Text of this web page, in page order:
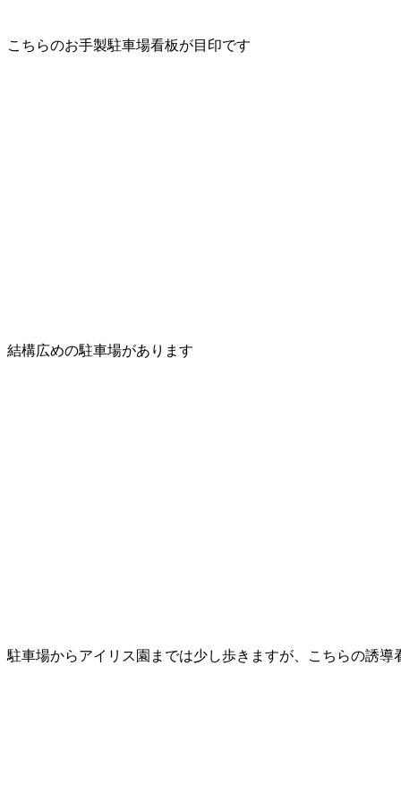
こちらのお手製駐車場看板が目印です
結構広めの駐車場があります
駐車場からアイリス園までは少し歩きますが、こちらの誘導